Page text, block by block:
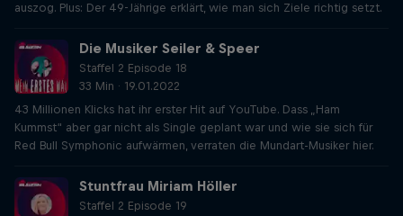
auszog. Plus: Der 49-Jährige erklärt, wie man sich Ziele richtig setzt.
Die Musiker Seiler & Speer
Staffel 2 Episode 18
33 Min · 19.01.2022
43 Millionen Klicks hat ihr erster Hit auf YouTube. Dass „Ham
Kummst“ aber gar nicht als Single geplant war und wie sie sich für
Red Bull Symphonic aufwärmen, verraten die Mundart-Musiker hier.
Stuntfrau Miriam Höller
Staffel 2 Episode 19